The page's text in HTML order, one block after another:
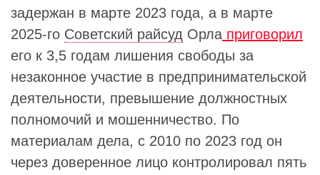
задержан в марте 2023 года, а в марте
2025-го Советский райсуд Орла приговорил
его к 3,5 годам лишения свободы за
незаконное участие в предпринимательской
деятельности, превышение должностных
полномочий и мошенничество. По
материалам дела, с 2010 по 2023 год он
через доверенное лицо контролировал пять